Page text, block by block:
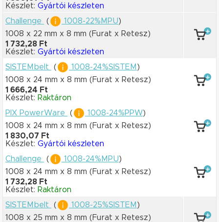
Készlet: Gyártói készleten
Challenge
( 1008-22%MPU)
1008 x 22 mm x 8 mm (Furat x Retesz)
1 732,28 Ft
Készlet: Gyártói készleten
SISTEMbelt
( 1008-24%SISTEM )
1008 x 24 mm x 8 mm (Furat x Retesz)
1 666,24 Ft
Készlet: Raktáron
PIX PowerWare
( 1008-24%PPW)
1008 x 24 mm x 8 mm (Furat x Retesz)
1 830,07 Ft
Készlet: Gyártói készleten
Challenge
( 1008-24%MPU)
1008 x 24 mm x 8 mm (Furat x Retesz)
1 732,28 Ft
Készlet: Raktáron
SISTEMbelt
( 1008-25%SISTEM )
1008 x 25 mm x 8 mm (Furat x Retesz)